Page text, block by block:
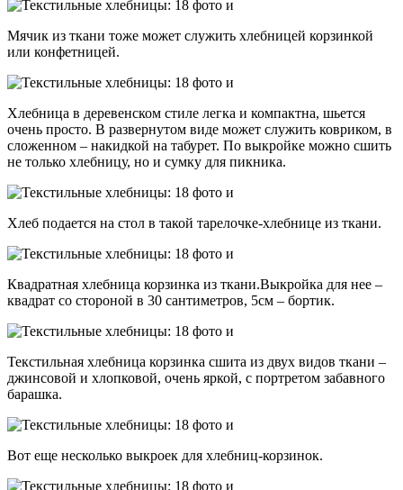
Мячик из ткани тоже может служить хлебницей корзинкой
или конфетницей.
Хлебница в деревенском стиле легка и компактна, шьется
очень просто. В развернутом виде может служить ковриком, в
сложенном – накидкой на табурет. По выкройке можно сшить
не только хлебницу, но и сумку для пикника.
Хлеб подается на стол в такой тарелочке-хлебнице из ткани.
Квадратная хлебница корзинка из ткани.Выкройка для нее –
квадрат со стороной в 30 сантиметров, 5см – бортик.
Текстильная хлебница корзинка сшита из двух видов ткани –
джинсовой и хлопковой, очень яркой, с портретом забавного
барашка.
Вот еще несколько выкроек для хлебниц-корзинок.